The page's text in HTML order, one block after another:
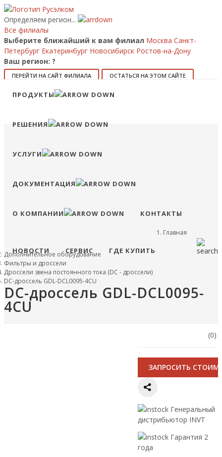
Определяем регион...
Все филиалы
Выберите ближайший к вам филиал Москва Санкт-
Петербург Екатеринбург Новосибирск Ростов-на-Дону
Ваш регион: ?
ПЕРЕЙТИ НА САЙТ ФИЛИАЛА ОСТАТЬСЯ НА ЭТОМ САЙТЕ
Сравнение
ПРОДУКТЫ
РЕШЕНИЯ
УСЛУГИ
ДОКУМЕНТАЦИЯ
О КОМПАНИИ КОНТАКТЫ
НОВОСТИ СЕРВИС ГДЕ КУПИТЬ
Главная
Дополнительное оборудование
Фильтры и дроссели
Дроссели звена постоянного тока (DC - дроссели)
DC-дроссель GDL-DCL0095-4CU
DC-дроссель GDL-DCL0095-
4CU
(0)
ЗАПРОСИТЬ
Генеральный
дистрибьютор INVT
Гарантия 2
года